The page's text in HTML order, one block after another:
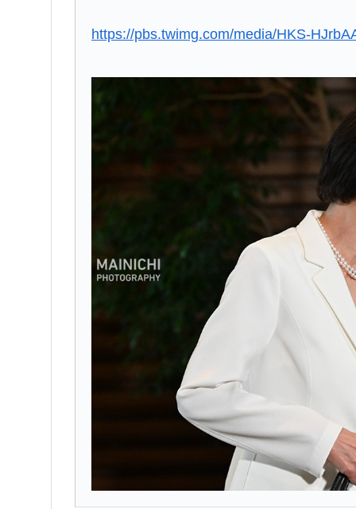
https://pbs.twimg.com/media/HKS-